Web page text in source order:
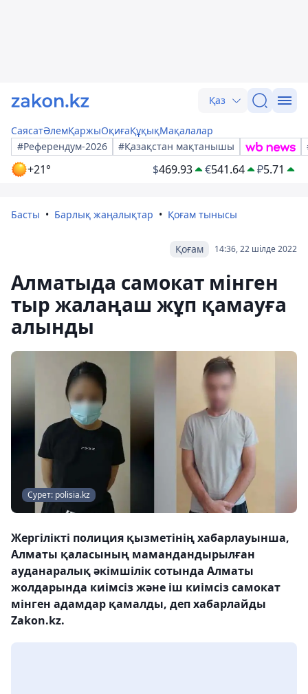
Қаз
СаясатӘлемҚаржыОқиғаҚұқықМақалалар
#Референдум-2026
#Қазақстан мақтанышы
+21° $469.93 €541.64 ₽5.71
Басты Барлық жаңалықтар Қоғам тынысы
14:36, 22 шілде 2022
Қоғам
Алматыда самокат мінген
тыр жалаңаш жұп қамауға
алынды
Сурет: polisia.kz
Жергілікті полиция қызметінің хабарлауынша,
Алматы қаласының мамандандырылған
ауданаралық әкімшілік сотында Алматы
жолдарында киімсіз және іш киімсіз самокат
мінген адамдар қамалды, деп хабарлайды
Zakon.kz.